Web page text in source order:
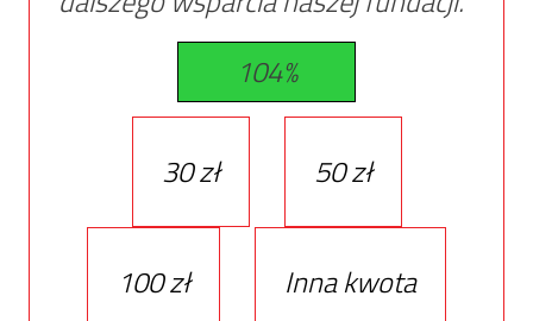
104%
30 zł 50 zł
100 zł
Inna kwota